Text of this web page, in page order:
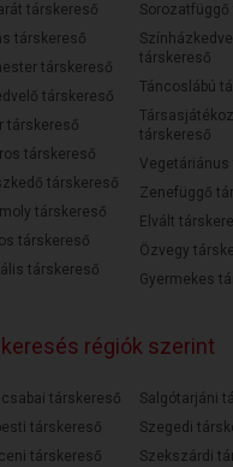
társkereső
társkereső
társkereső
társkereső
társkereső
társkereső
társkereső
társkereső
társkereső
társkereső
társkereső
Táncoslábú
társkereső
Zenefüggő
Elvált
Özvegy
Gyermekes
régiók szerint
társkereső
társkereső
társkereső
Salgótarjáni
Szegedi
Szekszárdi